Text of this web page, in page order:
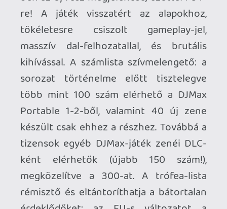
2020-ban pedig portolták a játékot PC-re
és Xbox-ra, picit megvariált
játékmódokkal (jobban fókuszál az
online-ra), és ami a legérdekesebb,
Xbox Cloud Gaming (Beta) részeként.
Mivel nemrég kezdtem el játszani az x-es
felhőn, azonnal tettem egy próbát a
játékkal.
DJMax Respect V: Xbox Cloud-on